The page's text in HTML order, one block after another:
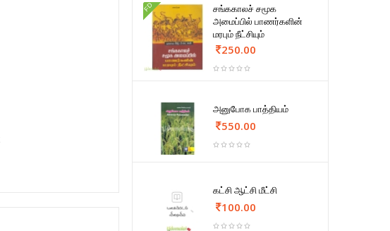
FD
சங்ககாலச் சமூக
அமைப்பில் பாணர்களின்
மரபும் நீட்சியும்
250.00
அனுபோக பாத்தியம்
550.00
கட்சி ஆட்சி மீட்சி
100.00